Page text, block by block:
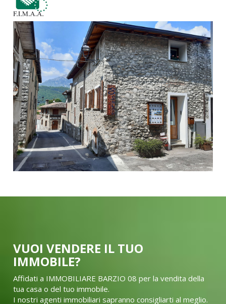
VUOI VENDERE IL TUO
IMMOBILE?
Affidati a IMMOBILIARE BARZIO 08 per la vendita della
tua casa o del tuo immobile.
I nostri agenti immobiliari sapranno consigliarti al meglio.